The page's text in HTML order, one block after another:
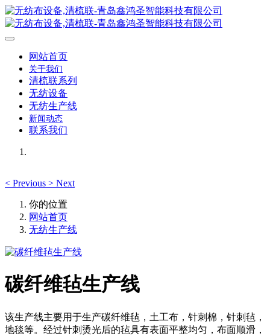
网站首页
关于我们
清梳联系列
无纺设备
无纺生产线
新闻动态
联系我们
< Previous > Next
你的位置
网站首页
无纺生产线
碳纤维毡生产线
该生产线主要用于生产碳纤维毡，土工布，针刺棉，针刺毡，
地毯等。经过针刺烫光后的毡具有表面平整均匀，布面顺滑，